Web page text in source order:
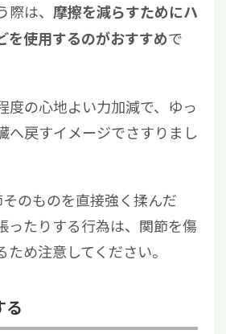
は、 摩擦を減らすためにハ
を使用するのがおすすめで
度の心地よい力加減で、ゆっ
へ戻すイメージでさすりまし
のものを直接強く揉んだ
ったりする行為は、関節を傷
め注意してください。
る